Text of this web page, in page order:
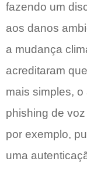
fazendo um
aos danos
a mudança
acreditaram
mais simples,
phishing de
por exemplo,
uma